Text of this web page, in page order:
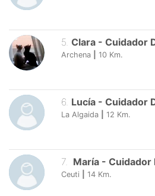
5 Clara - Cuidador
Archena 10 Km.
6 Lucía - Cuidador
La Algaida 12 Km.
7. María - Cuidador
Ceuti 14 Km.